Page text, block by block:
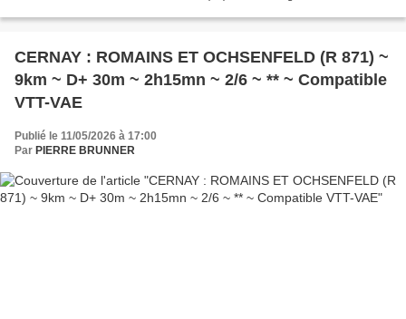
CERNAY : ROMAINS ET OCHSENFELD (R 871) ~
9km ~ D+ 30m ~ 2h15mn ~ 2/6 ~ ** ~ Compatible
VTT-VAE
Publié le 11/05/2026 à 17:00
Par PIERRE BRUNNER